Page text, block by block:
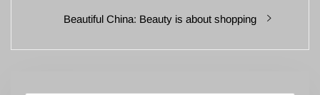
Entrada
Beautiful China: Beauty is about shopping